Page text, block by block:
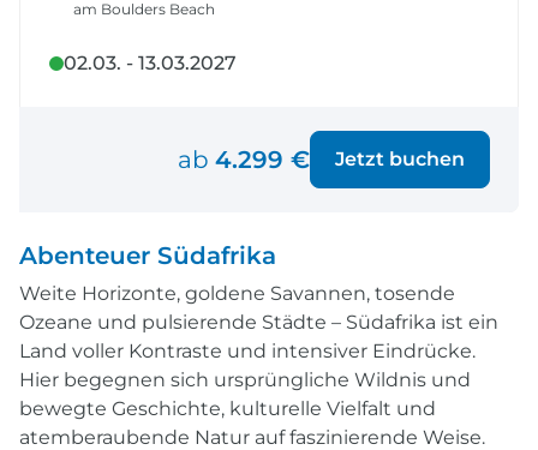
am Boulders Beach
02.03. - 13.03.2027
ab 4.299 € Jetzt buchen
Abenteuer Südafrika
Weite Horizonte, goldene Savannen, tosende
Ozeane und pulsierende Städte – Südafrika ist ein
Land voller Kontraste und intensiver Eindrücke.
Hier begegnen sich ursprüngliche Wildnis und
bewegte Geschichte, kulturelle Vielfalt und
atemberaubende Natur auf faszinierende Weise.